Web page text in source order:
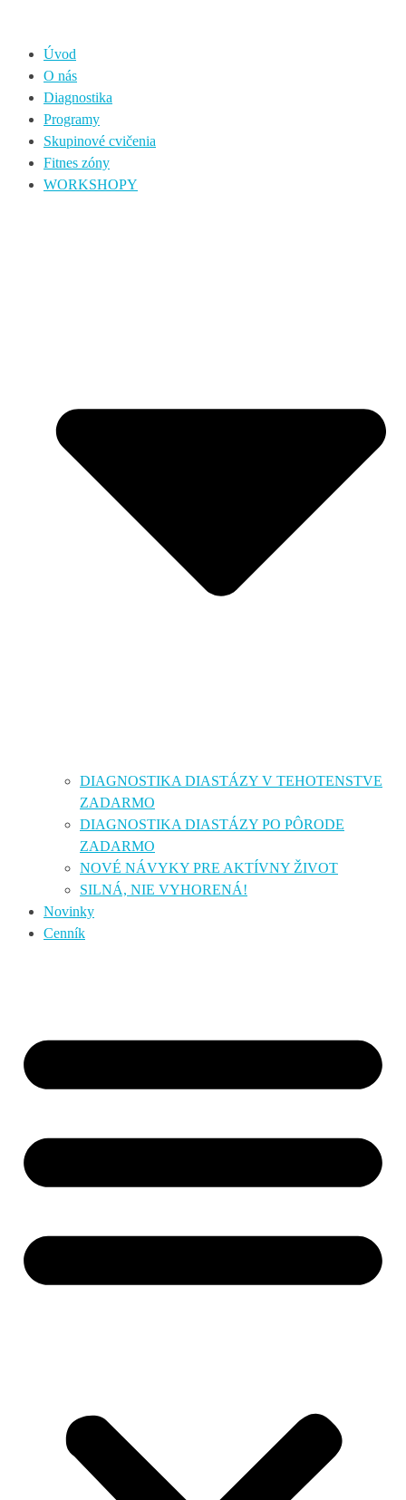
Úvod
O nás
Diagnostika
Programy
Skupinové cvičenia
Fitnes zóny
WORKSHOPY
DIAGNOSTIKA DIASTÁZY V TEHOTENSTVE
ZADARMO
DIAGNOSTIKA DIASTÁZY PO PÔRODE
ZADARMO
NOVÉ NÁVYKY PRE AKTÍVNY ŽIVOT
SILNÁ, NIE VYHORENÁ!
Novinky
Cenník